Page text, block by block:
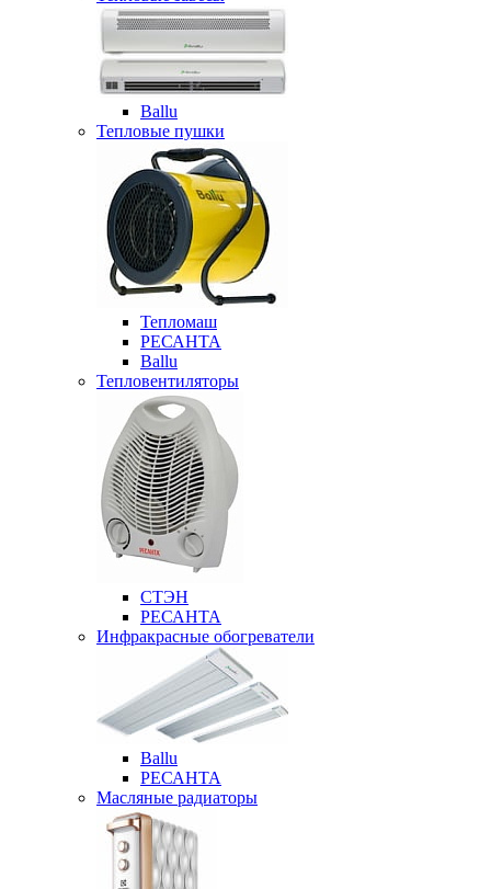
Ballu
Тепловые пушки
Тепломаш
РЕСАНТА
Ballu
Тепловентиляторы
СТЭН
РЕСАНТА
Инфракрасные обогреватели
Ballu
РЕСАНТА
Масляные радиаторы